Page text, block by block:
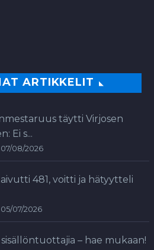
ARTIKKELIT
täytti Virjosen
Ei s...
08/2026
481, voitti ja hätyytteli
07/2026
sisällöntuottajia – hae mukaan!